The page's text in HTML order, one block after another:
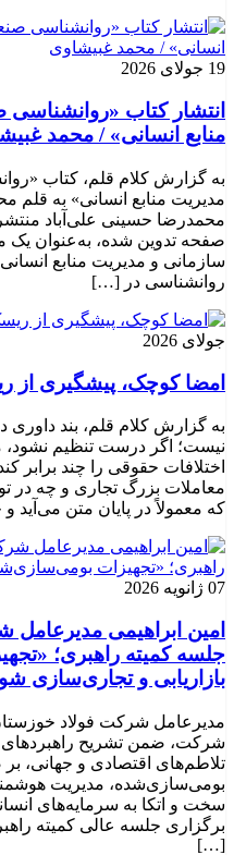
19 جولای 2026
انتشار کتاب
منابع انسانی» / محمد
به گزارش کلام قلم، کتاب
مدیریت منابع انسانی» به قلم
صفحه تدوین شده، به‌عنوان یک
سازمانی و مدیریت منابع
روانشناسی در […]
جولای 2026
امضا کوچک، پیشگیری از
به گزارش کلام قلم، بند داوری
نیست؛ اگر درست تنظیم نشود،
اختلافات حقوقی را چند برابر
معاملات بزرگ تجاری و چه در
که معمولاً در پایان متن
07 ژانویه 2026
امین ابراهیمی
جلسه کمیته راهبری؛
بازاریابی و تجاری‌سازی
مدیرعامل شرکت فولاد
شرکت، ضمن تشریح راهبردهای
تلاطم‌های اقتصادی و جهانی،
بومی‌سازی‌شده، مدیریت
سخت و اتکا به سرمایه‌های
برگزاری جلسه عالی کمیته
[…]